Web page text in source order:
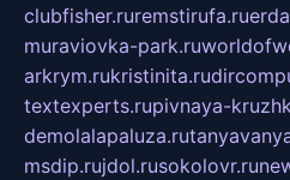
clubfisher.ruremstirufa.ru
muraviovka-park.ru
arkrym.rukristinita.ru
textexperts.rupivnaya-
demolalapaluza.ru
msdip.rujdol.rusokolovr.ru